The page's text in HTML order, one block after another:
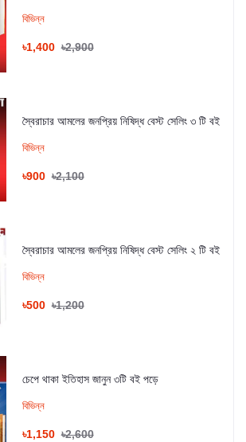
বিভিন্ন
৳1,400 ৳2,900
স্বৈরাচার আমলের জনপ্রিয় নিষিদ্ধ বেস্ট সেলিং ৩ টি বই
বিভিন্ন
৳900 ৳2,100
স্বৈরাচার আমলের জনপ্রিয় নিষিদ্ধ বেস্ট সেলিং ২ টি বই
বিভিন্ন
৳500 ৳1,200
চেপে থাকা ইতিহাস জানুন ৩টি বই পড়ে
বিভিন্ন
৳1,150 ৳2,600